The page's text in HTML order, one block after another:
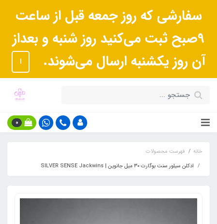
سفارشی که روز جمعه قبل از ساعت
9صبح ثبت می‌کنید روز شنبه و بعداز
آن روز یکشنبه ارسال می‌شوند.
ا
0
خانه
فهرست محصولات
ادکلن سیلور سنت بوگارت ۳۰ میل جانوین | SILVER SENSE Jackwins